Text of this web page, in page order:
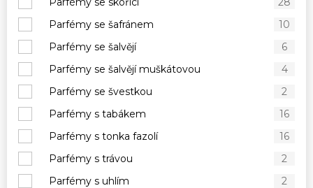
Parfémy se šafránem
10
Parfémy se šalvějí
6
Parfémy se šalvějí muškátovou
4
Parfémy se švestkou
2
Parfémy s tabákem
16
Parfémy s tonka fazolí
16
Parfémy s trávou
2
Parfémy s uhlím
2